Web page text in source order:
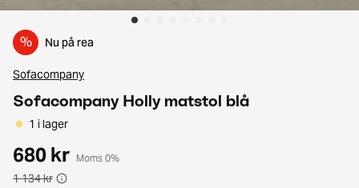
% Nu på rea
Sofacompany
Sofacompany Holly matstol blå
1 i lager
680 kr Moms 0%
1 134 kr